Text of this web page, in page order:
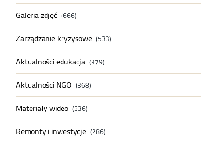
Galeria zdjęć (666)
Zarządzanie kryzysowe (533)
Aktualności edukacja (379)
Aktualności NGO (368)
Materiały wideo (336)
Remonty i inwestycje (286)